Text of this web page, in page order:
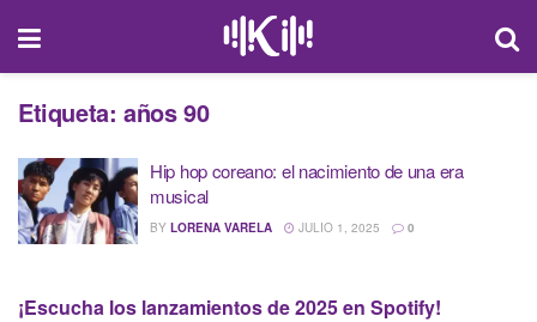
Etiqueta: años 90
Hip hop coreano: el nacimiento de una era
musical
BY LORENA VARELA JULIO 1, 2025 0
¡Escucha los lanzamientos de 2025 en Spotify!